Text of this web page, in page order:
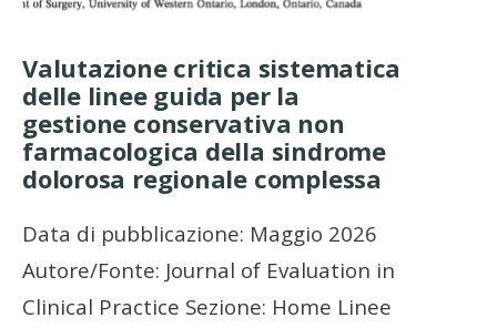
Valutazione critica sistematica
delle linee guida per la
gestione conservativa non
farmacologica della sindrome
dolorosa regionale complessa
Data di pubblicazione: Maggio 2026
Autore/Fonte: Journal of Evaluation in
Clinical Practice Sezione: Home Linee